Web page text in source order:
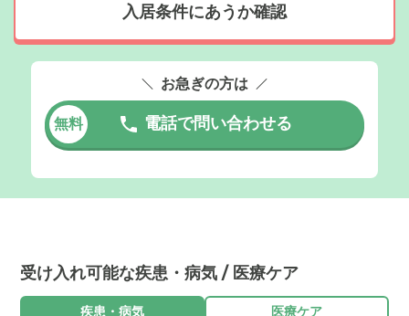
入居条件にあうか確認
お急ぎの方は
無料 電話で問い合わせる
受け入れ可能な疾患・病気 / 医療ケア
疾患・病気 医療ケア